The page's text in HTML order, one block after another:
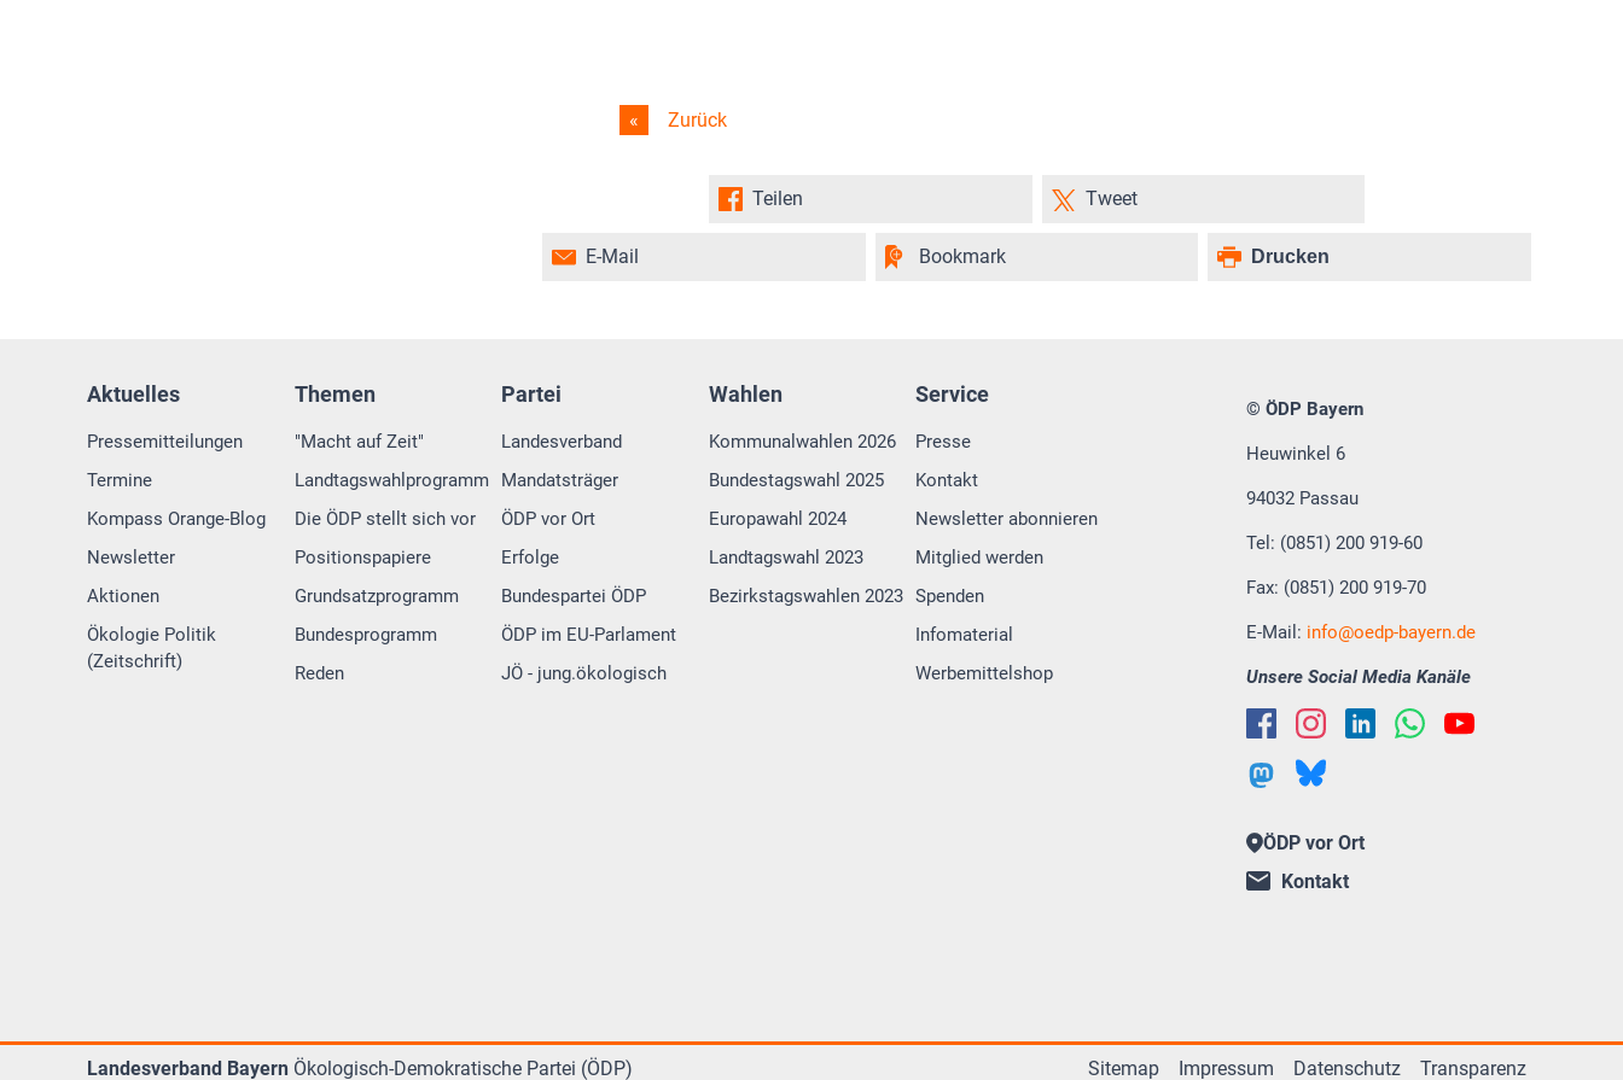
Zurück
Teilen Tweet
E-Mail Bookmark Drucken
Aktuelles
Pressemitteilungen
Termine
Kompass Orange-Blog
Newsletter
Aktionen
Ökologie Politik
(Zeitschrift)
Themen
"Macht auf Zeit"
Landtagswahlprogramm
Die ÖDP stellt sich vor
Positionspapiere
Grundsatzprogramm
Bundesprogramm
Reden
Partei
Landesverband
Mandatsträger
ÖDP vor Ort
Erfolge
Bundespartei ÖDP
ÖDP im EU-Parlament
JÖ - jung.ökologisch
Wahlen
Kommunalwahlen 2026
Bundestagswahl 2025
Europawahl 2024
Landtagswahl 2023
Bezirkstagswahlen 2023
Service
Presse
Kontakt
Newsletter abonnieren
Mitglied werden
Spenden
Infomaterial
Werbemittelshop
© ÖDP Bayern
Heuwinkel 6
94032 Passau
Tel: (0851) 200 919-60
Fax: (0851) 200 919-70
E-Mail: info oedp-bayern.de
Unsere Social Media Kanäle
ÖDP vor Ort
Kontakt
Landesverband Bayern Ökologisch-Demokratische Partei (ÖDP) Sitemap Impressum Datenschutz Transparenz